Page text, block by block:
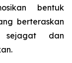
bentuk
berteraskan
sejagat dan